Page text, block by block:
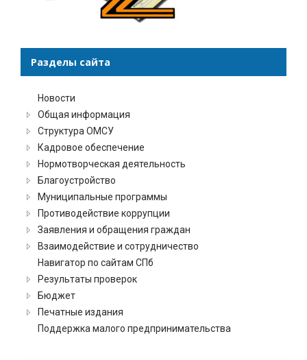
Разделы сайта
Новости
Общая информация
Структура ОМСУ
Кадровое обеспечение
Нормотворческая деятельность
Благоустройство
Муниципальные программы
Противодействие коррупции
Заявления и обращения граждан
Взаимодействие и сотрудничество
Навигатор по сайтам СПб
Результаты проверок
Бюджет
Печатные издания
Поддержка малого предпринимательства